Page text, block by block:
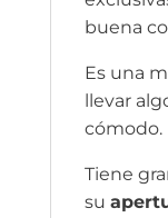
buena
Es una
llevar
cómodo.
Tiene
su